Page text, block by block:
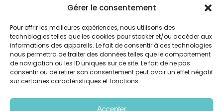
Gérer le consentement
Pour offrir les meilleures expériences, nous utilisons des
technologies telles que les cookies pour stocker et/ou accéder aux
informations des appareils. Le fait de consentir à ces technologies
nous permettra de traiter des données telles que le comportement
de navigation ou les ID uniques sur ce site. Le fait de ne pas
consentir ou de retirer son consentement peut avoir un effet négatif
sur certaines caractéristiques et fonctions.
Accepter